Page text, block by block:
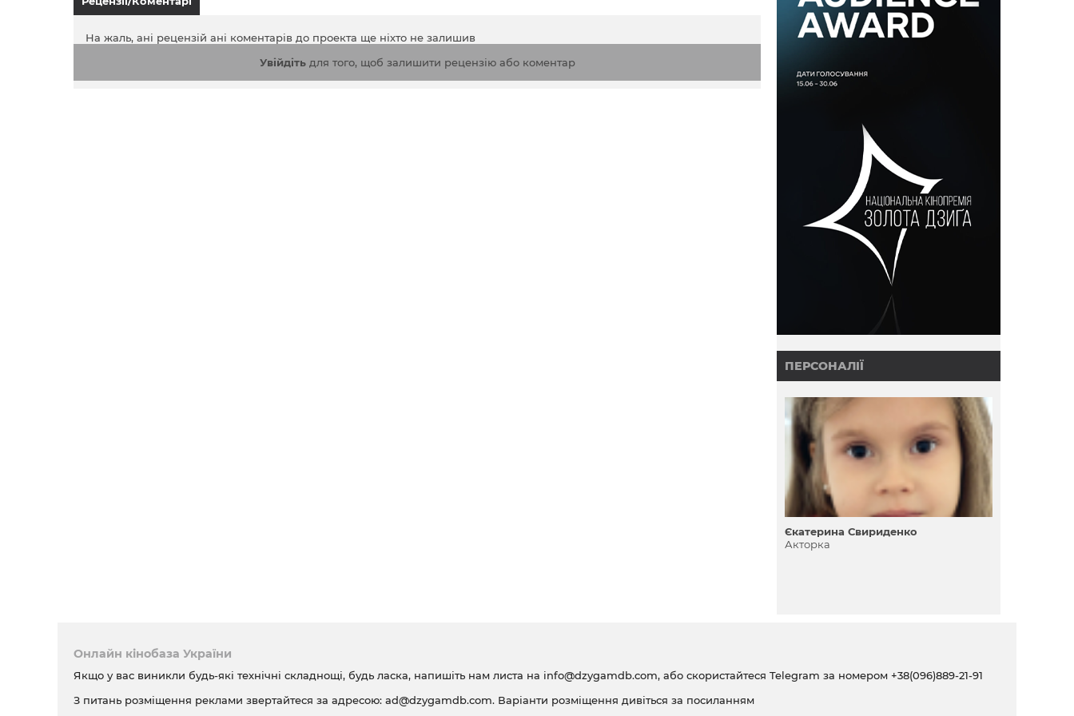
На жаль, ані рецензій ані коментарів до проекта ще ніхто не залишив
Увійдітьдля того, щоб залишити рецензію або коментар
ПЕРСОНАЛІЇ
Єкатерина Свириденко
Акторка
Онлайн кінобаза України
Якщо у вас виникли будь-які технічні складнощі, будь ласка, напишіть нам листа на info@dzygamdb.com, або скористайтеся Telegram за номером +38(096)889-21-91
З питань розміщення реклами звертайтеся за адресою: ad@dzygamdb.com. Варіанти розміщення дивіться за посиланням